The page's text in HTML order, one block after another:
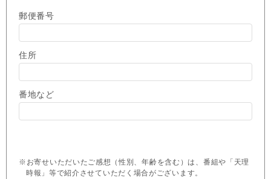
郵便番号
住所
番地など
※お寄せいただいたご感想（性別、年齢を含む）は、番組や「天理
時報」等で紹介させていただく場合がございます。